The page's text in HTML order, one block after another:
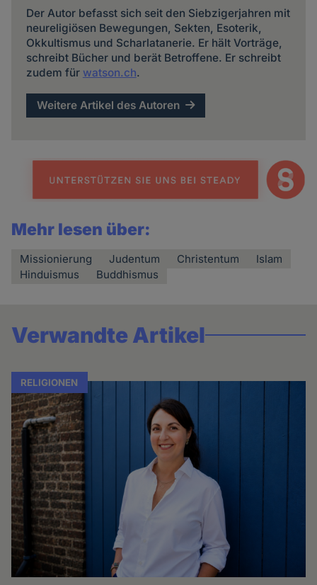
Der Autor befasst sich seit den Siebzigerjahren mit
neureligiösen Bewegungen, Sekten, Esoterik,
Okkultismus und Scharlatanerie. Er hält Vorträge,
schreibt Bücher und berät Betroffene. Er schreibt
zudem für watson.ch.
Weitere Artikel des Autoren
Mehr lesen über:
Missionierung Judentum Christentum
Islam
Hinduismus
Buddhismus
Verwandte Artikel
RELIGIONEN